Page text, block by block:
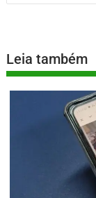
Leia também